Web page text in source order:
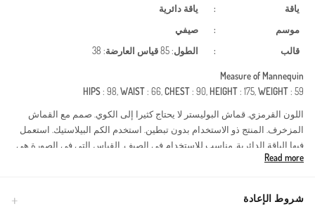
ياقة
:
ياقة دائرية
موسم
:
صيفي
قالب
: الطول: 85 قياس العارضة: 38
Measure of Mannequin
HIPS: 98,WAIST: 66,CHEST: 90, HEIGHT: 175,WEIGHT: 59
اللون القرمزي. قماش البوليستر لا يحتاج كثيرا إلى الكوي. صمم مع القماش
المزخرف. المنتج ذو الاستخدام بدون تبطين. استخدم الكم البيلاستيك. استعمل
فيها الياقة الدائرية. مناسب للاستخدام في الصيف. القياس التي في الصورة هي
قياس العارضة.
Read more
شروط الإعادة